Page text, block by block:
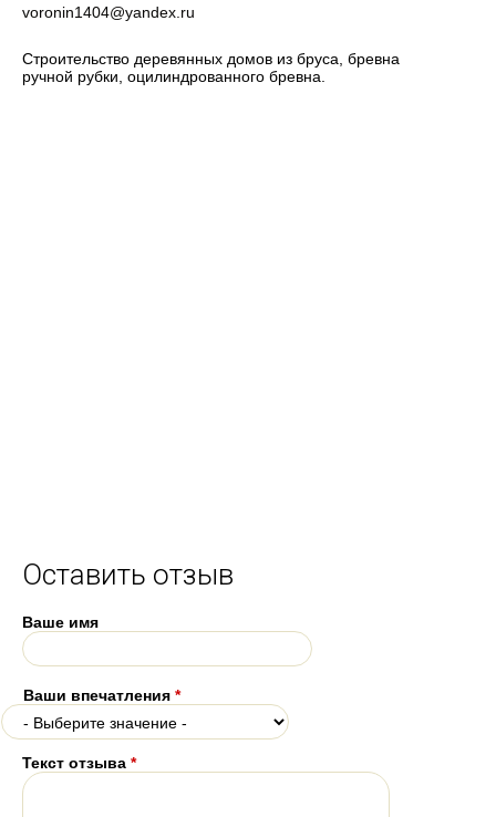
voronin1404@yandex.ru
Строительство деревянных домов из бруса, бревна
ручной рубки, оцилиндрованного бревна.
Оставить отзыв
Ваше имя
Ваши впечатления *
Текст отзыва *